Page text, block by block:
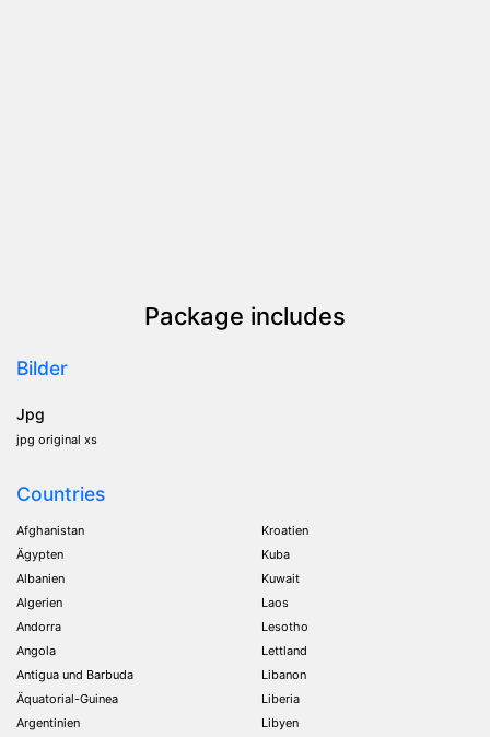
Package includes
Bilder
Jpg
jpg original xs
Countries
Afghanistan
Ägypten
Albanien
Algerien
Andorra
Angola
Antigua und Barbuda
Äquatorial-Guinea
Argentinien
Kroatien
Kuba
Kuwait
Laos
Lesotho
Lettland
Libanon
Liberia
Libyen